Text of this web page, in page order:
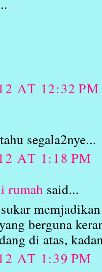
AT 12:32 PM
segala2nye...
AT 1:18 PM
rumah said...
berguna
di atas,
AT 1:39 PM